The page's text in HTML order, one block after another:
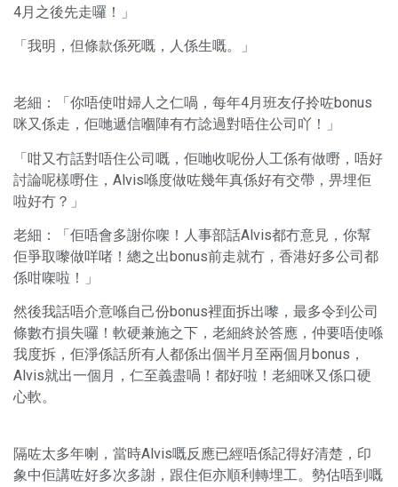
4月之後先走囉！」
「我明，但條款係死嘅，人係生嘅。」
老細：「你唔使咁婦人之仁喎，每年4月班友仔拎咗bonus
咪又係走，佢哋遞信嗰陣有冇諗過對唔住公司吖！」
「咁又冇話對唔住公司嘅，佢哋收呢份人工係有做嘢，唔好
討論呢樣嘢住，Alvis喺度做咗幾年真係好有交帶，畀埋佢
啦好冇？」
老細：「佢唔會多謝你㗎！人事部話Alvis都冇意見，你幫
佢爭取嚟做咩啫！總之出bonus前走就冇，香港好多公司都
係咁㗎啦！」
然後我話唔介意喺自己份bonus裡面拆出嚟，最多令到公司
條數冇損失囉！軟硬兼施之下，老細終於答應，仲要唔使喺
我度拆，佢淨係話所有人都係出個半月至兩個月bonus，
Alvis就出一個月，仁至義盡喎！都好啦！老細咪又係口硬
心軟。
隔咗太多年喇，當時Alvis嘅反應已經唔係記得好清楚，印
象中佢講咗好多次多謝，跟住佢亦順利轉埋工。勢估唔到嘅